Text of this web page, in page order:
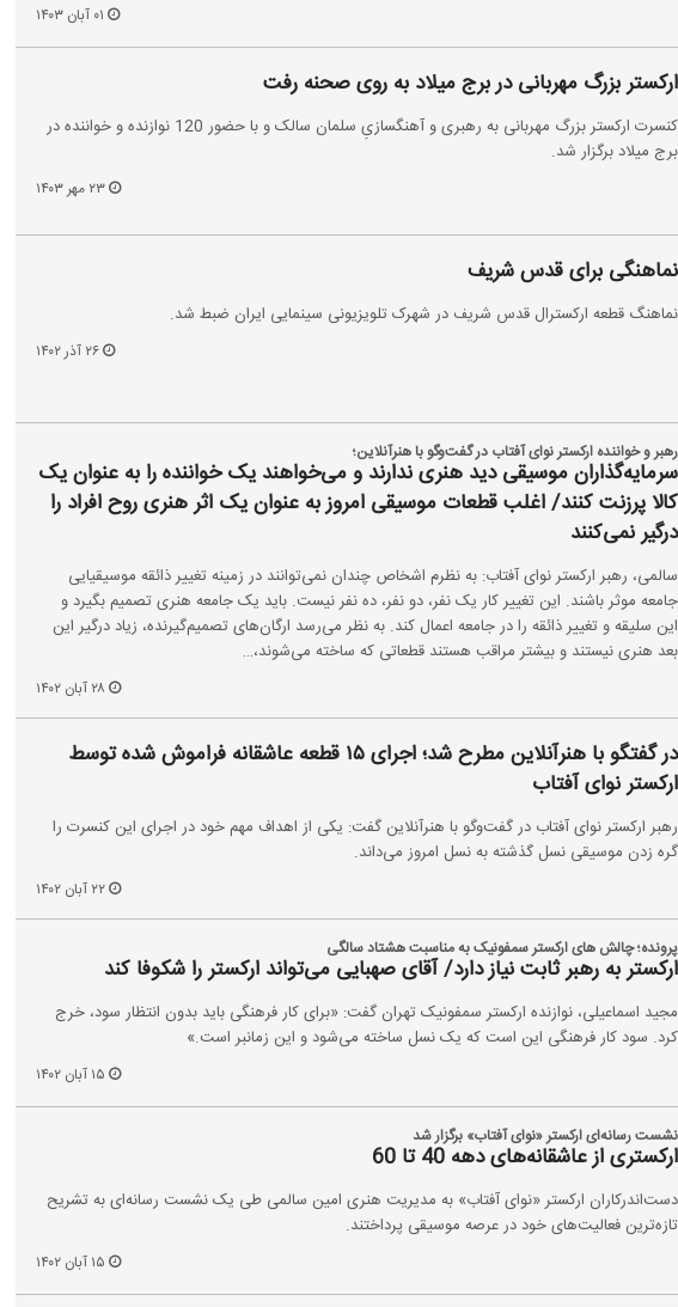
ارکستر بزرگ مهربانی در برج میلاد به روی صحنه رفت
کنسرت ارکستر بزرگ مهربانی به رهبری و آهنگسازیِ سلمان سالک و با حضور 120 نوازنده و خواننده در
برج میلاد برگزار شد.
۲۳ مهر ۱۴۰۳
نماهنگی برای قدس شریف
نماهنگ قطعه ارکسترال قدس شریف در شهرک تلویزیونی سینمایی ایران ضبط شد.
۲۶ آذر ۱۴۰۲
رهبر و خواننده ارکستر نوای آفتاب در گفت‌وگو با هنرآنلاین؛
سرمایه‌گذاران موسیقی دید هنری ندارند و می‌خواهند یک خواننده را به عنوان یک
کالا پرزنت کنند/ اغلب قطعات موسیقی امروز به عنوان یک اثر هنری روح افراد را
درگیر نمی‌کنند
سالمی، رهبر ارکستر نوای آفتاب: به نظرم اشخاص چندان نمی‌توانند در زمینه تغییر ذائقه موسیقیایی
جامعه موثر باشند. این تغییر کار یک نفر، دو نفر، ده نفر نیست. باید یک جامعه هنری تصمیم بگیرد و
این سلیقه و تغییر ذائقه را در جامعه اعمال کند. به نظر می‌رسد ارگان‌های تصمیم‌گیرنده، زیاد درگیر این
بعد هنری نیستند و بیشتر مراقب هستند قطعاتی که ساخته می‌شوند،…
در گفتگو با هنرآنلاین مطرح شد؛ اجرای ۱۵ قطعه عاشقانه فراموش شده توسط
ارکستر نوای آفتاب
رهبر ارکستر نوای آفتاب در گفت‌وگو با هنرآنلاین گفت: یکی از اهداف مهم خود در اجرای این کنسرت را
گره زدن موسیقی نسل گذشته به نسل امروز می‌داند.
۲۲ آبان ۱۴۰۲
پرونده؛ چالش های ارکستر سمفونیک به مناسبت هشتاد سالگی
ارکستر به رهبر ثابت نیاز دارد/ آقای صهبایی می‌تواند ارکستر را شکوفا کند
مجید اسماعیلی، نوازنده ارکستر سمفونیک تهران گفت: «برای کار فرهنگی باید بدون انتظار سود، خرج
کرد. سود کار فرهنگی این است که یک نسل ساخته می‌شود و این زمانبر است.»
نشست رسانه‌ای ارکستر «نوای آفتاب» برگزار شد
ارکستری از عاشقانه‌های دهه 40 تا 60
دست‌اندرکاران ارکستر «نوای آفتاب» به مدیریت هنری امین سالمی طی یک نشست رسانه‌ای به تشریح
تازه‌ترین فعالیت‌های خود در عرصه موسیقی پرداختند.